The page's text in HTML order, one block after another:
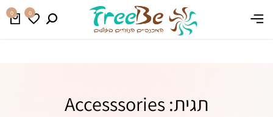
איסוף עצמי חינם מקיבוץ יהל בתיאום מראש 0
0
תגית:Accesssories